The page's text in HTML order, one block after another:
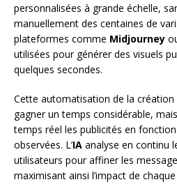
personnalisées à grande échelle,
manuellement des centaines de
plateformes comme Midjourney
utilisées pour générer des visuels
quelques secondes.
Cette automatisation de la
gagner un temps considérable,
temps réel les publicités en
observées. L’IA analyse en continu
utilisateurs pour affiner les
maximisant ainsi l’impact de